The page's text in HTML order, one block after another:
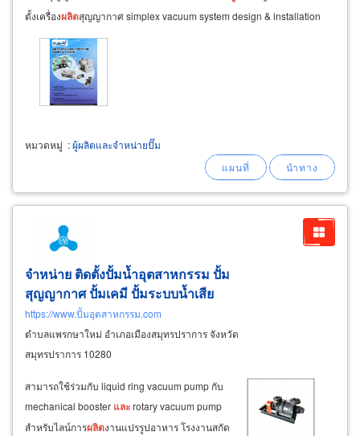
ตั้งเครื่องผลิตสุญญากาศ simplex vacuum system design & installation
ออกแบบติดตั้งเครื่อง
หมวดหมู่ :ผู้ผลิตและจำหน่ายปั๊ม
จำหน่าย ติดตั้งปั้มน้ำอุตสาหกรรม ปั้ม
สุญญากาศ ปั้มเคมี ปั้มระบบน้ำเสีย
https://www.ปั้มอุตสาหกรรม.com
ตำบลแพรกษาใหม่ อำเภอเมืองสมุทรปราการ จังหวัด
สมุทรปราการ 10280
สามารถใช้ร่วมกับ liquid ring vacuum pump กับ
mechanical booster และrotary vacuum pump
สำหรับไลน์การผลิตงานแปรรูปอาหาร โรงงานสกัด